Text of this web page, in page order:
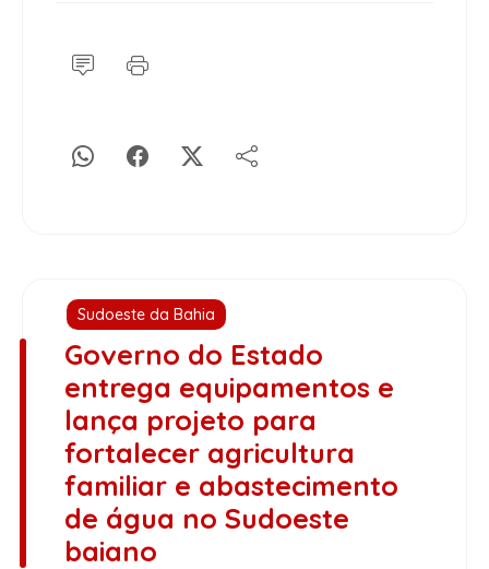
Sudoeste da Bahia
Governo do Estado
entrega equipamentos e
lança projeto para
fortalecer agricultura
familiar e abastecimento
de água no Sudoeste
baiano